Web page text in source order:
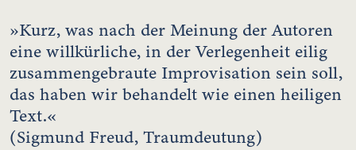
»Kurz, was nach der Meinung der Autoren
eine willkürliche, in der Verlegenheit eilig
zusammengebraute Improvisation sein soll,
das haben wir behandelt wie einen heiligen
Text.«
(Sigmund Freud, Traumdeutung)